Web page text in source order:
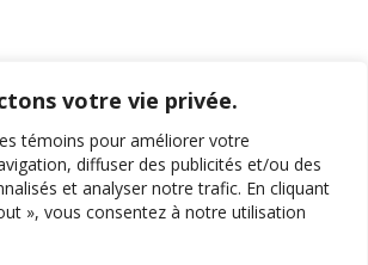
votre vie privée.
témoins pour améliorer votre
diffuser des publicités et/ou des
et analyser notre trafic. En cliquant
», vous consentez à notre utilisation